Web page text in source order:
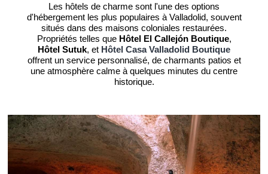
Les hôtels de charme sont l'une des options
d'hébergement les plus populaires à Valladolid, souvent
situés dans des maisons coloniales restaurées.
Propriétés telles que Hôtel El Callejón Boutique,
Hôtel Sutuk, et Hôtel Casa Valladolid Boutique
offrent un service personnalisé, de charmants patios et
une atmosphère calme à quelques minutes du centre
historique.